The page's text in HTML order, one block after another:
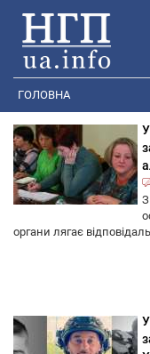
ГОЛОВНА
органи лягає